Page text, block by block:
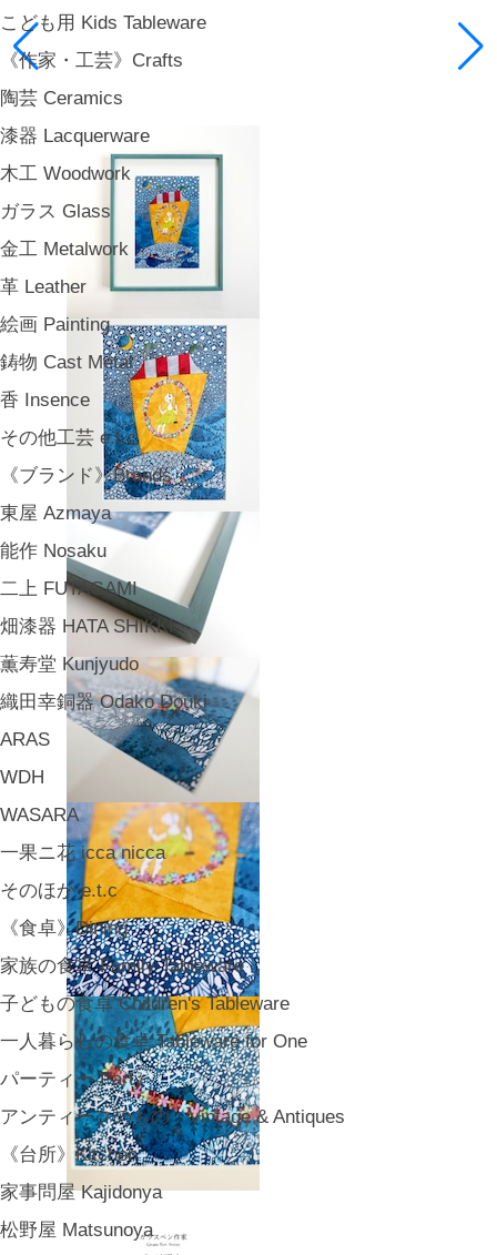
こども用 Kids Tableware
《作家・工芸》Crafts
陶芸 Ceramics
漆器 Lacquerware
木工 Woodwork
ガラス Glass
金工 Metalwork
革 Leather
絵画 Painting
鋳物 Cast Metal
香 Insence
その他工芸 e.t.c
《ブランド》Brands
東屋 Azmaya
能作 Nosaku
二上 FUTAGAMI
畑漆器 HATA SHIKKI
薫寿堂 Kunjyudo
織田幸銅器 Odako Douki
ARAS
WDH
WASARA
一果ニ花 icca nicca
そのほか e.t.c
《食卓》Dining
家族の食卓 Family Tableware
子どもの食卓 Children's Tableware
一人暮らしの食卓 Tableware for One
パーティー Party
アンティークのもの Vintage & Antiques
《台所》Kitchen
家事問屋 Kajidonya
松野屋 Matsunoya